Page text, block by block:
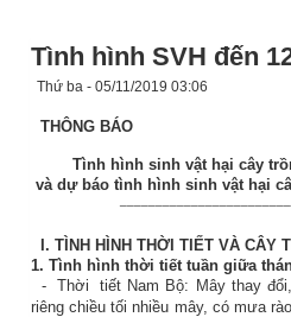
Tình hình SVH đến
Thứ ba - 05/11/2019 03:06
THÔNG BÁO
Tình hình sinh vật hại cây
và dự báo tình hình sinh vật hại
I. TÌNH HÌNH THỜI TIẾT VÀ CÂY
1. Tình hình thời tiết tuần giữa
-
Thời
tiết Nam Bộ: Mây thay
riêng chiều tối nhiều mây, có mưa